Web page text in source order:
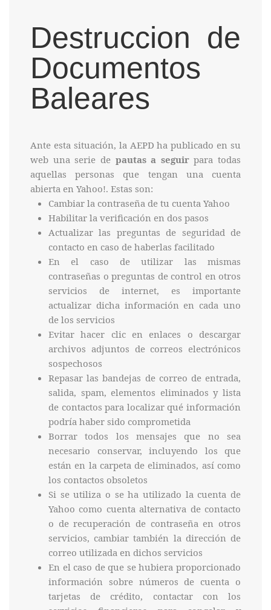
Destruccion de
Documentos
Baleares
Ante esta situación, la AEPD ha publicado en su
web una serie de pautas a seguirpara todas
aquellas personas que tengan una cuenta
abierta en Yahoo!. Estas son:
Cambiar la contraseña de tu cuenta Yahoo
Habilitar la verificación en dos pasos
Actualizar las preguntas de seguridad de
contacto en caso de haberlas facilitado
En el caso de utilizar las mismas
contraseñas o preguntas de control en otros
servicios de internet, es importante
actualizar dicha información en cada uno
de los servicios
Evitar hacer clic en enlaces o descargar
archivos adjuntos de correos electrónicos
sospechosos
Repasar las bandejas de correo de entrada,
salida, spam, elementos eliminados y lista
de contactos para localizar qué información
podría haber sido comprometida
Borrar todos los mensajes que no sea
necesario conservar, incluyendo los que
están en la carpeta de eliminados, así como
los contactos obsoletos
Si se utiliza o se ha utilizado la cuenta de
Yahoo como cuenta alternativa de contacto
o de recuperación de contraseña en otros
servicios, cambiar también la dirección de
correo utilizada en dichos servicios
En el caso de que se hubiera proporcionado
información sobre números de cuenta o
tarjetas de crédito, contactar con los